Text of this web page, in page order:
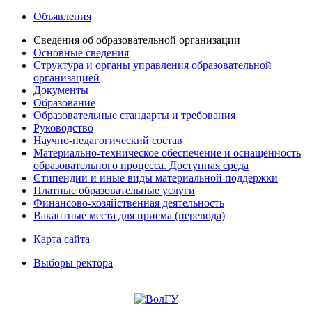
Объявления
Сведения об образовательной организации
Основные сведения
Структура и органы управления образовательной
организацией
Документы
Образование
Образовательные стандарты и требования
Руководство
Научно-педагогический состав
Материально-техническое обеспечение и оснащённость
образовательного процесса. Доступная среда
Стипендии и иные виды материальной поддержки
Платные образовательные услуги
Финансово-хозяйственная деятельность
Вакантные места для приема (перевода)
Карта сайта
Выборы ректора